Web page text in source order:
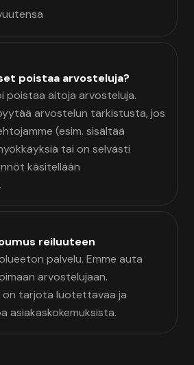
poistaa arvosteluja?
poistaa aitoja arvosteluja.
arvostelun tarkistusta, jos
(esim. sisältää
tai on selvästi
käsitellään
reiluuteen
palvelu. Emme auta
arvostelujaan.
on tarjota luotettavaa ja
asiakaskokemuksista.